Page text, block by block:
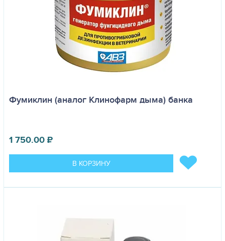
Фумиклин (аналог Клинофарм дыма) банка
1 750.00₽
В КОРЗИНУ